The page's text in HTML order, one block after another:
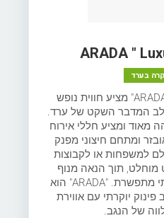
בערד
בית האירוח היוקרתי "ARADA" מציע חווית נופש
המדבר השקט של ערד.
מאוד ומציע חללי אירוח
ומתחם חיצוני מפנק
למשפחות או לקבוצות
תוך הנאה מנוף
מדברי פתוח ואיכות בלתי מתפשרת. "ARADA" הוא
יוקרתי עם אווירת
של הנגב.